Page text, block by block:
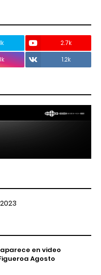
2.7k
1.2k
en video
Agosto